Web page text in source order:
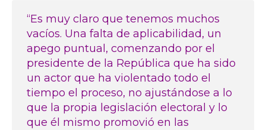
“Es muy claro que tenemos muchos
vacíos. Una falta de aplicabilidad, un
apego puntual, comenzando por el
presidente de la República que ha sido
un actor que ha violentado todo el
tiempo el proceso, no ajustándose a lo
que la propia legislación electoral y lo
que él mismo promovió en las